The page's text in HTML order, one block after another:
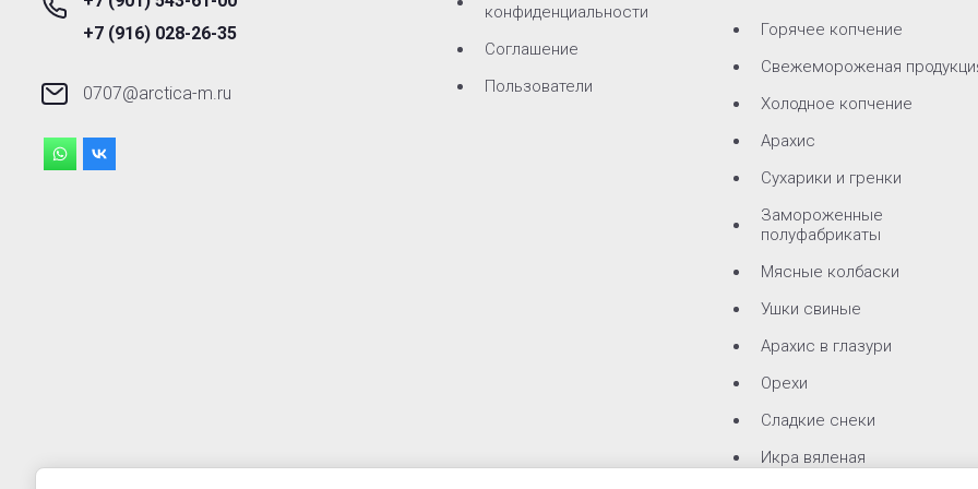
+7 (916) 028-26-35
0707@arctica-m.ru
конфиденциальности
Соглашение
Пользователи
Горячее копчение
Свежемороженая
Холодное копчение
Арахис
Сухарики и гренки
Замороженные
полуфабрикаты
Мясные колбаски
Ушки свиные
Арахис в глазури
Орехи
Сладкие снеки
Икра вяленая